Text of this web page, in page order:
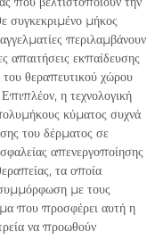
συγκεκριμένο μήκος
περιλαμβάνουν
απαιτήσεις εκπαίδευσης
θεραπευτικού χώρου
η τεχνολογική
κύματος συχνά
του δέρματος σε
απενεργοποίησης
τα οποία
συμμόρφωση με τους
που προσφέρει αυτή η
να προωθούν